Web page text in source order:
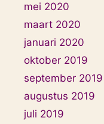
mei 2020
maart 2020
januari 2020
oktober 2019
september 2019
augustus 2019
juli 2019